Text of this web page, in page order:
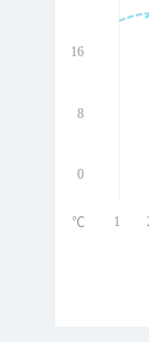
16
8
0
1
℃